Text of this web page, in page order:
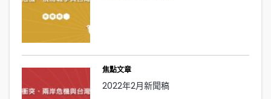
焦點文章
2022年2月新聞稿